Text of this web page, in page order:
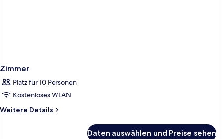
Zimmer
Platz für 10 Personen
Kostenloses WLAN
Weitere Details
Weitere
Daten auswählen und Preise sehen